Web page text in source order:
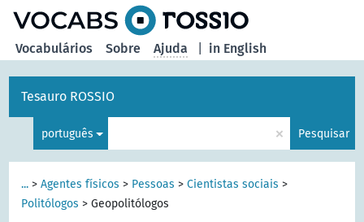
in English
Vocabulários Sobre Ajuda
Tesauro ROSSIO
português × Pesquisar
... >Agentes físicos > Pessoas >Cientistas sociais >
Politólogos >Geopolitólogos